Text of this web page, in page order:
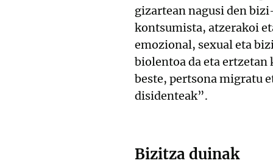
gizartean nagusi den
kontsumista, atzerakoi
emozional, sexual eta
biolentoa da eta
beste, pertsona migratu
disidenteak”.
Bizitza duinak